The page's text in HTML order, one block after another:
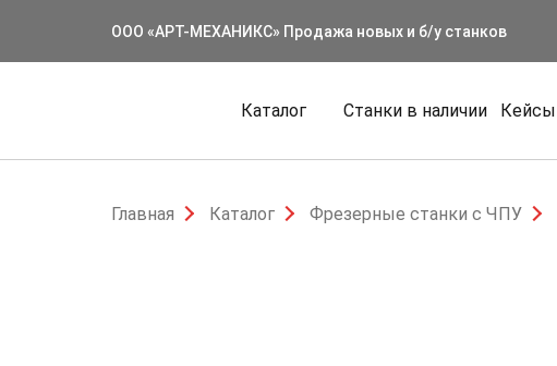
ООО «АРТ-МЕХАНИКС» Продажа новых и б/у станков
Каталог Станки в наличии Кейсы
Главная Каталог Фрезерные станки с ЧПУ